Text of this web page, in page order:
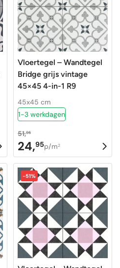
Vloertegel – Wandtegel
Bridge grijs vintage
45×45 4-in-1 R9
45x45 cm
1-3 werkdagen
51,95
Oorspronkelijke
prijs
was:
51,95.
24,95
Huidige
prijs
is:
24,95.
p/m2
-51%